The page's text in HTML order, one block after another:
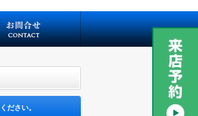
ださい。